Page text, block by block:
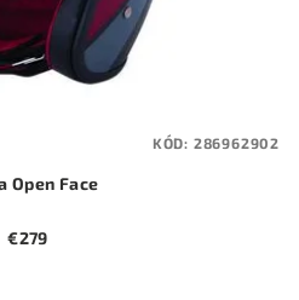
Open Face
€279
KÓD: 286962902